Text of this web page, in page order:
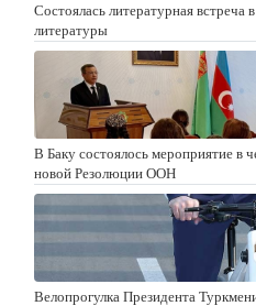
Состоялась литературная встреча
литературы
В Баку состоялось мероприятие в
новой Резолюции ООН
Велопрогулка Президента